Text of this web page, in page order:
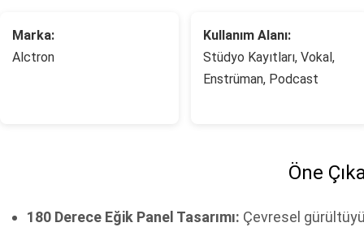
Marka:
Alctron
Kullanım Alanı:
Stüdyo Kayıtları, Vokal,
Enstrüman, Podcast
Öne
180 Derece Eğik Panel Tasarımı: Çevresel